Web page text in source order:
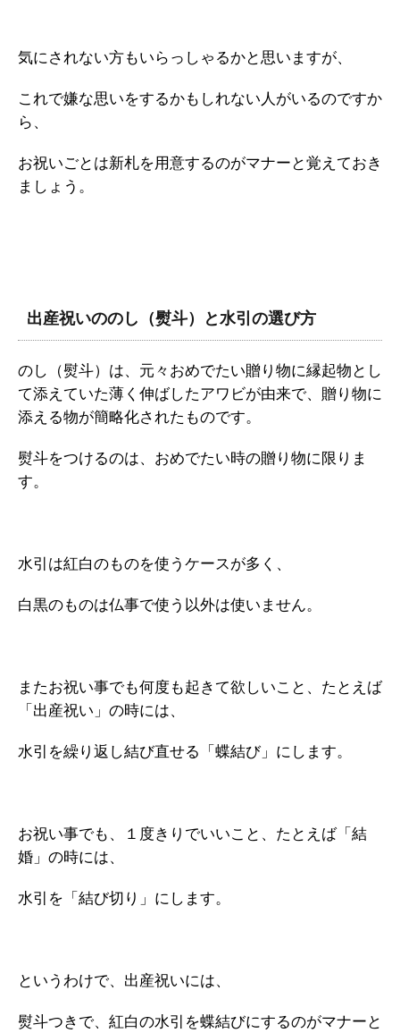
気にされない方もいらっしゃるかと思いますが、
これで嫌な思いをするかもしれない人がいるのですか
ら、
お祝いごとは新札を用意するのがマナーと覚えておき
ましょう。
出産祝いののし（熨斗）と水引の選び方
のし（熨斗）は、元々おめでたい贈り物に縁起物とし
て添えていた薄く伸ばしたアワビが由来で、贈り物に
添える物が簡略化されたものです。
熨斗をつけるのは、おめでたい時の贈り物に限りま
す。
水引は紅白のものを使うケースが多く、
白黒のものは仏事で使う以外は使いません。
またお祝い事でも何度も起きて欲しいこと、たとえば
「出産祝い」の時には、
水引を繰り返し結び直せる「蝶結び」にします。
お祝い事でも、１度きりでいいこと、たとえば「結
婚」の時には、
水引を「結び切り」にします。
というわけで、出産祝いには、
熨斗つきで、紅白の水引を蝶結びにするのがマナーと